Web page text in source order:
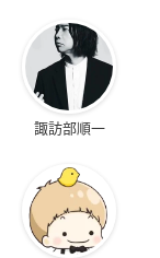
諏訪部順一